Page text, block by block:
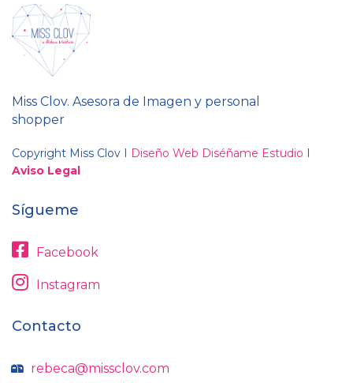
Miss Clov. Asesora de Imagen y personal
shopper
Copyright Miss Clov I Diseño Web Diséñame Estudio I
Aviso Legal
Sígueme
Facebook
Instagram
Contacto
rebeca@missclov.com